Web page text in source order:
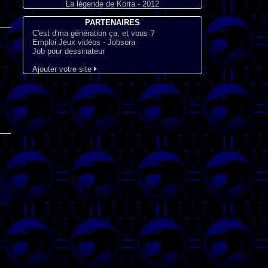
La légende de Korra - 2012
PARTENAIRES
C'est d'ma génération ça, et vous ?
Emploi Jeux vidéos - Jobsora
Job pour dessinateur
Ajouter votre site